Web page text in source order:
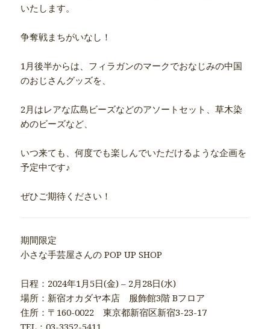
いたします。
争奪戦まちがいなし！
1月後半からは、フィラガンのマークでおなじみの中国
のおじさんグッズを、
2月はレアな広島ビーズなどのアソートセット、草木染
めのビーズなど、
いつ来ても、何度でも楽しんでいただけるような企画を
予定中です♪
ぜひご期待ください！
期間限定
小さな手芸屋さんの POP UP SHOP
日程：2024年1月5日(金) – 2月28日(水)
場所：新宿オカダヤ本店 服飾館3階 Bフロア
住所：〒160-0022 東京都新宿区新宿3-23-17
TEL：03-3352-5411